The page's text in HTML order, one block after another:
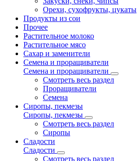
Орехи, сухофрукты, цукаты
Продукты из сои
Прочее
Растительное молоко
Растительное мясо
Сахар и заменители
Семена и проращиватели
Семена и проращиватели
Смотреть весь раздел
Проращиватели
Семена
Сиропы, пекмезы
Сиропы, пекмезы
Смотреть весь раздел
Сиропы
Сладости
Сладости
Смотреть весь раздел